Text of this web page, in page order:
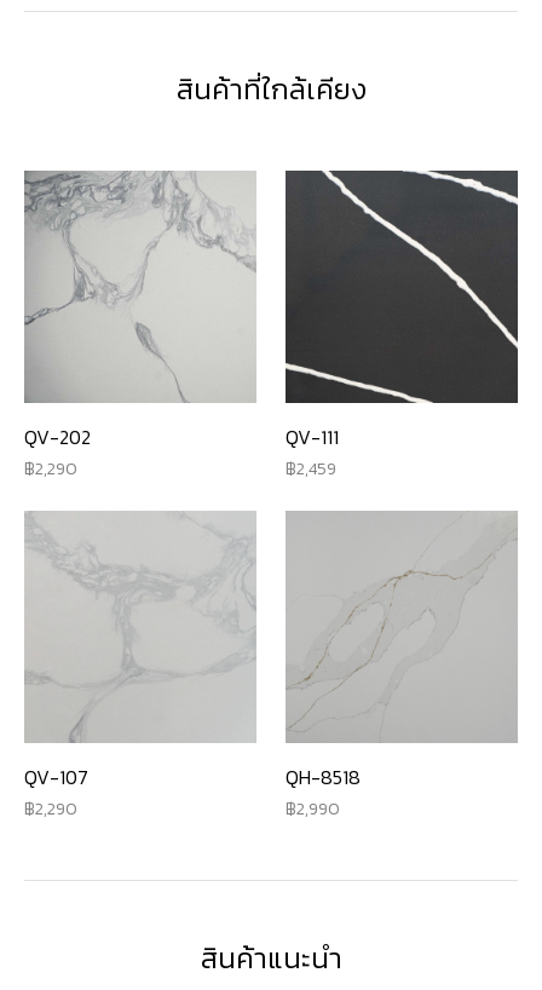
สินค้าที่ใกล้เคียง
QV-202
2,290
QV-111
2,459
QV-107
2,290
QH-8518
2,990
สินค้าแนะนำ